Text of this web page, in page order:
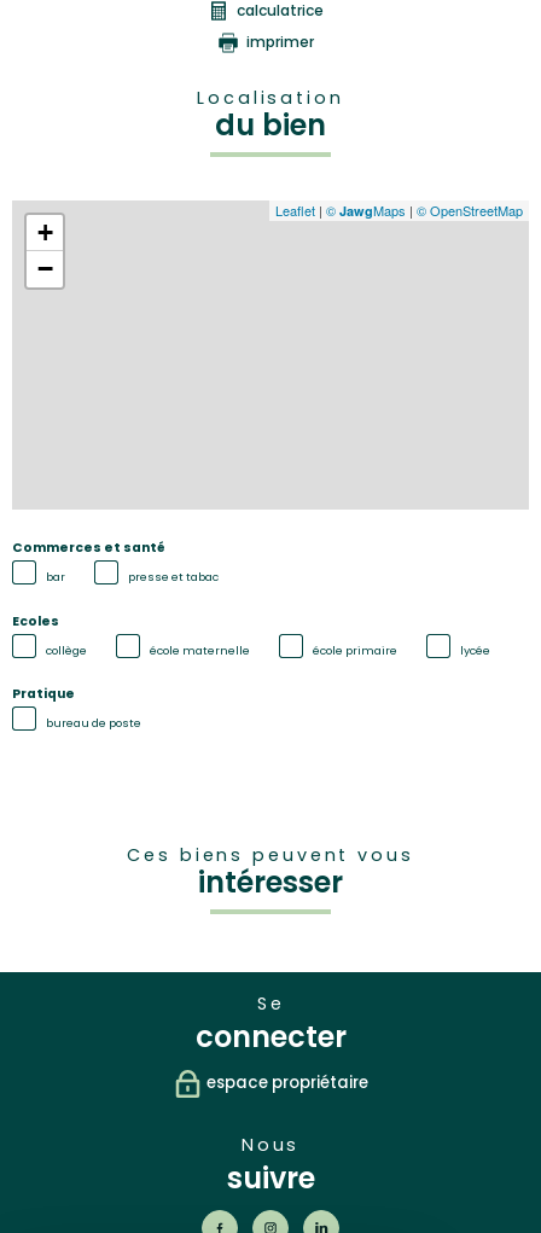
calculatrice
imprimer
Localisation
du bien
+
−
Leaflet | © JawgMaps | © OpenStreetMap
Commerces et santé
bar presse et tabac
Ecoles
collège école maternelle école primaire lycée
Pratique
bureau de poste
Ces biens peuvent vous
intéresser
se
connecter
espace propriétaire
nous
suivre